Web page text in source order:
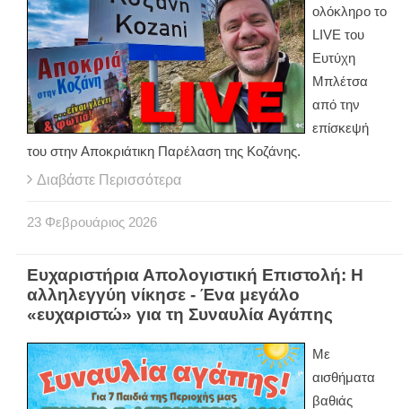
ολόκληρο το
LIVE του
Ευτύχη
Μπλέτσα
από την
επίσκεψή
του στην Αποκριάτικη Παρέλαση της Κοζάνης.
Διαβάστε Περισσότερα
23 Φεβρουάριος 2026
Ευχαριστήρια Απολογιστική Επιστολή: Η
αλληλεγγύη νίκησε - Ένα μεγάλο
«ευχαριστώ» για τη Συναυλία Αγάπης
Με
αισθήματα
βαθιάς